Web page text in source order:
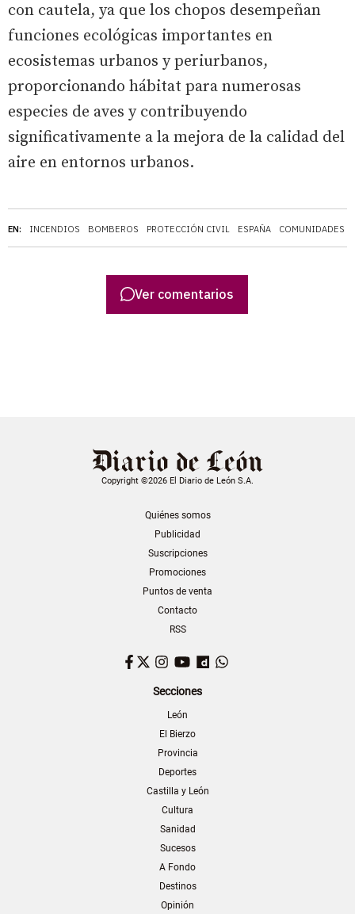
EN: INCENDIOS BOMBEROS PROTECCIÓN CIVIL ESPAÑA COMUNIDADES
con cautela, ya que los chopos desempeñan
funciones ecológicas importantes en
ecosistemas urbanos y periurbanos,
proporcionando hábitat para numerosas
especies de aves y contribuyendo
significativamente a la mejora de la calidad del
aire en entornos urbanos.
Ver comentarios
Copyright ©2026 El Diario de León S.A.
Quiénes somos
Publicidad
Suscripciones
Promociones
Puntos de venta
Contacto
RSS
Facebook
TwitterInstagram
YouTubeDailymotion
Secciones
León
El Bierzo
Provincia
Deportes
Castilla y León
Cultura
Sanidad
Sucesos
A Fondo
Destinos
Opinión